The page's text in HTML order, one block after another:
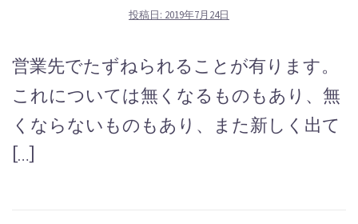
投稿日: 2019年7月24日
営業先でたずねられることが有ります。
これについては無くなるものもあり、無
くならないものもあり、また新しく出て
[…]